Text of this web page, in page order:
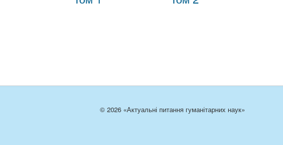
© 2026 «Актуальні питання гуманітарних наук»